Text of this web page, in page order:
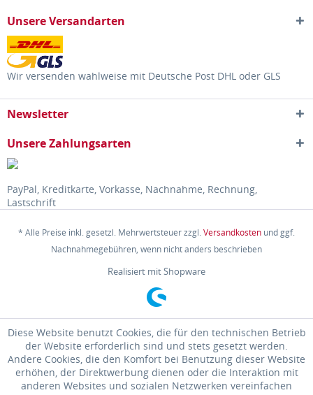
Unsere Versandarten
Wir versenden wahlweise mit Deutsche Post DHL oder GLS
Newsletter
Unsere Zahlungsarten
PayPal, Kreditkarte, Vorkasse, Nachnahme, Rechnung,
Lastschrift
* Alle Preise inkl. gesetzl. Mehrwertsteuer zzgl.Versandkosten und ggf.
Nachnahmegebühren, wenn nicht anders beschrieben
Realisiert mit Shopware
Diese Website benutzt Cookies, die für den technischen Betrieb
der Website erforderlich sind und stets gesetzt werden.
Andere Cookies, die den Komfort bei Benutzung dieser Website
erhöhen, der Direktwerbung dienen oder die Interaktion mit
anderen Websites und sozialen Netzwerken vereinfachen